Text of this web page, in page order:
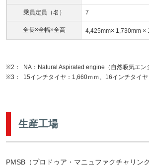
乗員定員（名） 7
全長×全幅×全高 4,425mm× 1,730mm ×
※2：
NA：Natural Aspirated engine（自然吸気エン
※3：
15インチタイヤ：1,660ｍｍ、16インチタイ
生産工場
PMSB（プロドゥア・マニュファクチャリング